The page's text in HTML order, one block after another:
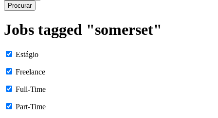
Procurar
Jobs tagged "somerset"
Estágio
Freelance
Full-Time
Part-Time